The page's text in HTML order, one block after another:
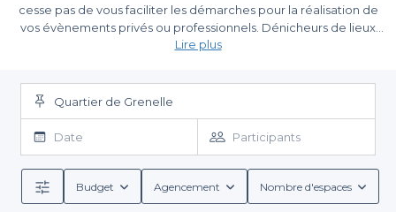
cesse pas de vous faciliter les démarches pour la réalisation de
vos évènements privés ou professionnels. Dénicheurs de lieux
uniques, nous avons fait le tour du 15 ème arrondissement de
Grenelle. De A à Z, nos enseignes organisent avec succès votre
séminaire, lancement de produit ou anniversaire. Selon vos
besoins et votre effectif, vous bénéficierez d’un tarif sur mesure
suivant vos conditions. Pendant votre évènement, profitez d’une
squares du quartier. Des moments privilégiés en famille, entre
amis ou collaborateurs vous attendent dans cesexcellentes
salles de location à Grenelle. Si ces adressent vous intéressent,
Lire plus
Quartier de Grenelle
Date Participants
Budget Agencement Nombre d'espaces